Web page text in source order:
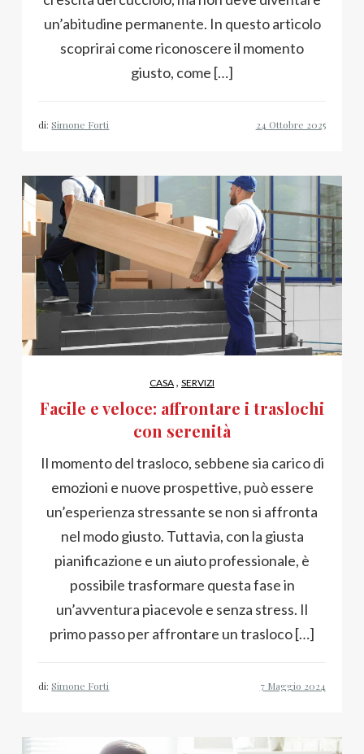
un’abitudine permanente. In questo articolo
scoprirai come riconoscere il momento
giusto, come […]
di:Simone Forti
CASA , SERVIZI
Facile e veloce: affrontare i traslochi
con serenità
Il momento del trasloco, sebbene sia carico di
emozioni e nuove prospettive, può essere
un’esperienza stressante se non si affronta
nel modo giusto. Tuttavia, con la giusta
pianificazione e un aiuto professionale, è
possibile trasformare questa fase in
un’avventura piacevole e senza stress. Il
primo passo per affrontare un trasloco […]
di:Simone Forti